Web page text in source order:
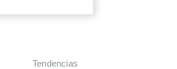
Tendencias